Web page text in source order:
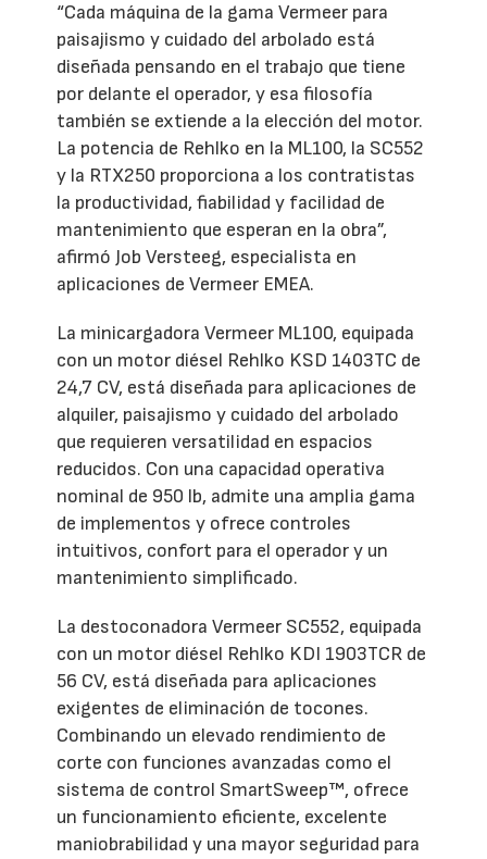
“Cada máquina de la gama Vermeer para
paisajismo y cuidado del arbolado está
diseñada pensando en el trabajo que tiene
por delante el operador, y esa filosofía
también se extiende a la elección del motor.
La potencia de Rehlko en la ML100, la SC552
y la RTX250 proporciona a los contratistas
la productividad, fiabilidad y facilidad de
mantenimiento que esperan en la obra”,
afirmó Job Versteeg, especialista en
aplicaciones de Vermeer EMEA.
La minicargadora Vermeer ML100, equipada
con un motor diésel Rehlko KSD 1403TC de
24,7 CV, está diseñada para aplicaciones de
alquiler, paisajismo y cuidado del arbolado
que requieren versatilidad en espacios
reducidos. Con una capacidad operativa
nominal de 950 lb, admite una amplia gama
de implementos y ofrece controles
intuitivos, confort para el operador y un
mantenimiento simplificado.
La destoconadora Vermeer SC552, equipada
con un motor diésel Rehlko KDI 1903TCR de
56 CV, está diseñada para aplicaciones
exigentes de eliminación de tocones.
Combinando un elevado rendimiento de
corte con funciones avanzadas como el
sistema de control SmartSweep™, ofrece
un funcionamiento eficiente, excelente
maniobrabilidad y una mayor seguridad para